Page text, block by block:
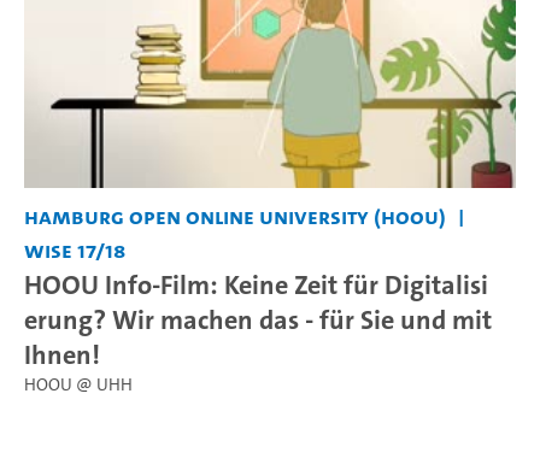
Hamburg Open Online University (HOOU)
WiSe 17/18
HOOU Info-Film: Keine Zeit für Digitalisi
erung? Wir machen das - für Sie und mit
Ihnen!
HOOU @ UHH